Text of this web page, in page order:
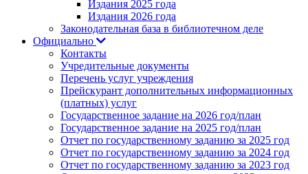
Издания 2025 года
Издания 2026 года
Законодательная база в библиотечном деле
Официально
Контакты
Учредительные документы
Перечень услуг учреждения
Прейскурант дополнительных информационных
(платных) услуг
Государственное задание на 2026 год/план
Государственное задание на 2025 год/план
Отчет по государственному заданию за 2025 год
Отчет по государственному заданию за 2024 год
Отчет по государственному заданию за 2023 год